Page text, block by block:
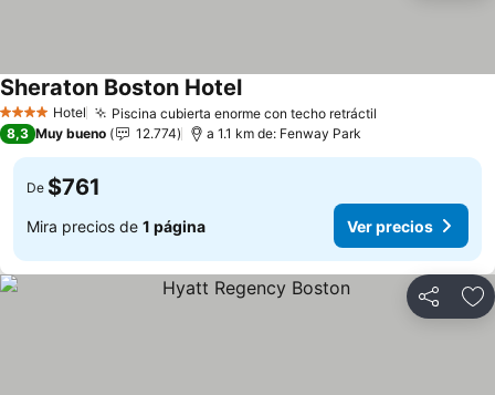
4 EstrellasHotel Piscina cubierta enorme con techo retráctil
Sheraton Boston HotelVer precios
8,3 Muy bueno 12.774 a 1.1 km de: Fenway Park
De $761
Mira precios de 1 página Ver precios
Compartir